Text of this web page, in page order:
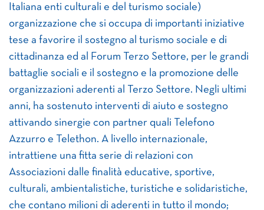
Italiana enti culturali e del turismo sociale)
organizzazione che si occupa di importanti iniziative
tese a favorire il sostegno al turismo sociale e di
cittadinanza ed al Forum Terzo Settore, per le grandi
battaglie sociali e il sostegno e la promozione delle
organizzazioni aderenti al Terzo Settore. Negli ultimi
anni, ha sostenuto interventi di aiuto e sostegno
attivando sinergie con partner quali Telefono
Azzurro e Telethon. A livello internazionale,
intrattiene una fitta serie di relazioni con
Associazioni dalle finalità educative, sportive,
culturali, ambientalistiche, turistiche e solidaristiche,
che contano milioni di aderenti in tutto il mondo;